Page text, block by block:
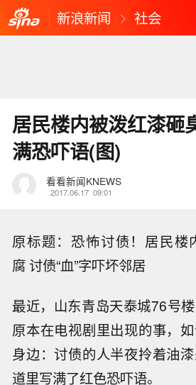
新浪新闻 社会
居民楼内被泼红漆砸
满恐吓语(图)
看看新闻KNEWS
2017.06.17 09:01
原标题：恐怖讨债！居民楼
腐 讨债“血”字吓坏邻居
最近，山东青岛天泰城76号楼
原本在电视剧里出现的事，
身边：讨债的人半夜拎着油
道里写满了红色恐吓语。